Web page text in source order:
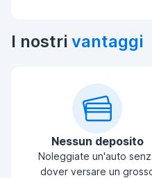
I nostri vantaggi
Nessun deposito
Noleggiate un'auto
dover versare un